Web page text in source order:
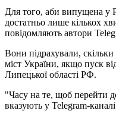
Для того, аби випущена у
достатньо лише кількох
повідомляють автори
Вони підрахували,
міст України, якщо пуск
Липецької області РФ.
"Часу на те, щоб перейти
вказують у Telegram-